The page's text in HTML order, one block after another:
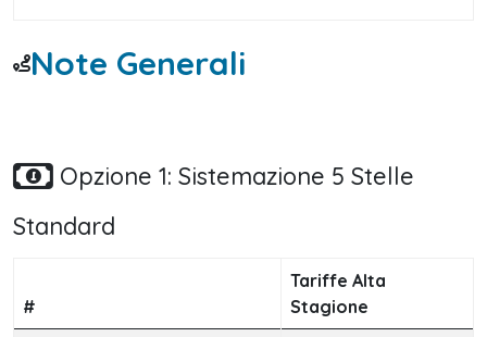
Note Generali
Opzione 1: Sistemazione 5 Stelle
Standard
#
Tariffe Alta
Stagione